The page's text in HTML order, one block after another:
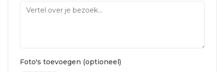
Foto's toevoegen (optioneel)